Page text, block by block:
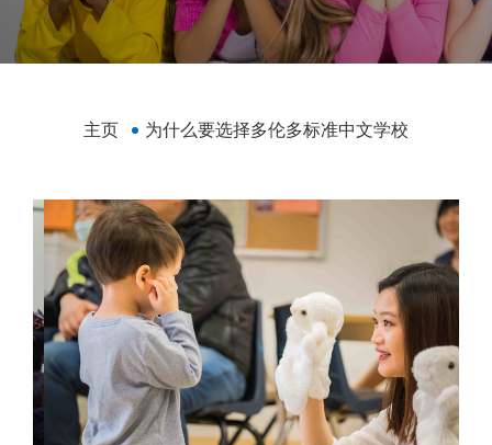
主页 为什么要选择多伦多标准中文学校